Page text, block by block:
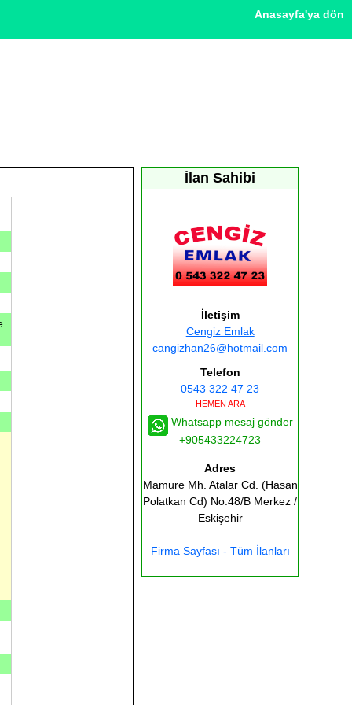
Anasayfa'ya dön
İlan Sahibi
İletişim
Cengiz Emlak
cangizhan26@hotmail.com
Telefon
0543 322 47 23
HEMEN ARA
Whatsapp mesaj gönder
+905433224723
Adres
Mamure Mh. Atalar Cd. (Hasan
Polatkan Cd) No:48/B Merkez /
Eskişehir
Firma Sayfası - Tüm İlanları